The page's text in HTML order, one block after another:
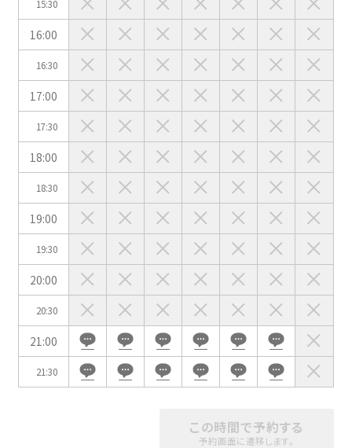
15:30
16:00
16:30
17:00
17:30
18:00
18:30
19:00
19:30
20:00
20:30
21:00
21:30
この時間で予約する
予約画面に遷移します。
用途で選ぶ
パーティ・懇親会
株主総会・IR
e-sports大会
プレス発表
試験
展示会・販売会
この条件で検索
選択している条件をリセットする